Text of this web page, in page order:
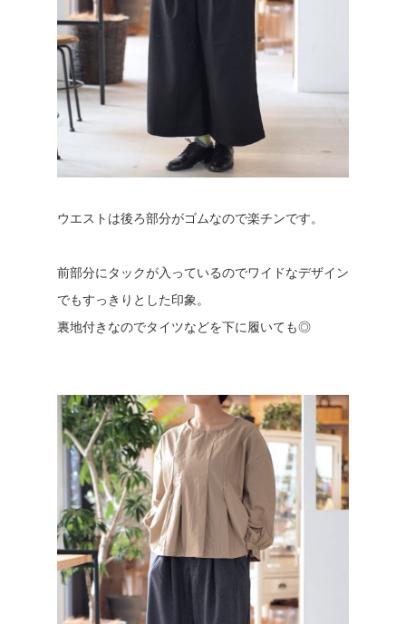
ウエストは後ろ部分がゴムなので楽チンです。
前部分にタックが入っているのでワイドなデザイン
でもすっきりとした印象。
裏地付きなのでタイツなどを下に履いても◎